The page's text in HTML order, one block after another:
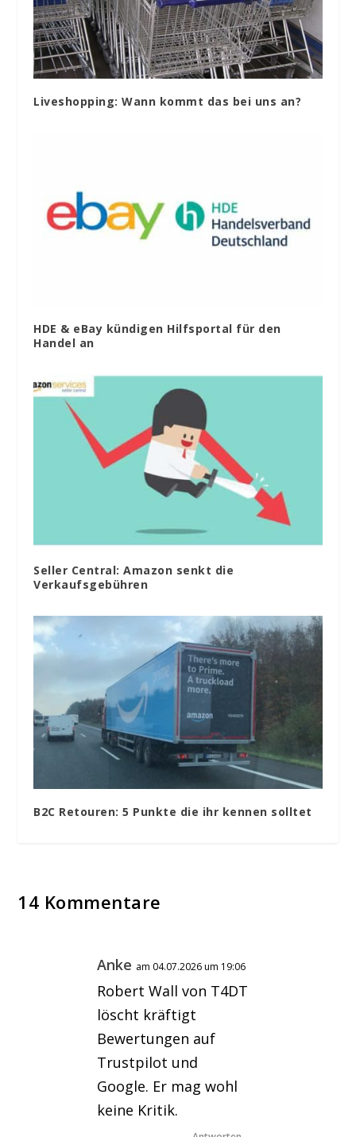
Liveshopping: Wann kommt das bei uns an?
HDE & eBay kündigen Hilfsportal für den
Handel an
Seller Central: Amazon senkt die
Verkaufsgebühren
B2C Retouren: 5 Punkte die ihr kennen solltet
14 Kommentare
Anke am 04.07.2026 um 19:06
Robert Wall von T4DT
löscht kräftigt
Bewertungen auf
Trustpilot und
Google. Er mag wohl
keine Kritik.